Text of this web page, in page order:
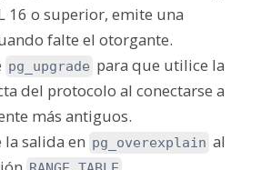
16 o superior, emite una
falte el otorgante.
pg_upgrade para que utilice la
del protocolo al conectarse a
más antiguos.
la salida en pg_overexplain al